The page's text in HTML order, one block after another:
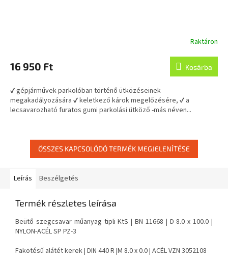
Raktáron
16 950 Ft Kosárba
✔ gépjárművek parkolóban történő ütközéseinek
megakadályozására ✔ keletkező károk megelőzésére, ✔ a
lecsavarozható furatos gumi parkolási ütköző -más néven...
ÖSSZES KAPCSOLÓDÓ TERMÉK MEGJELENÍTÉSE
Leírás Beszélgetés
Termék részletes leírása
Beütő szegcsavar műanyag tipli KtS | BN 11668 | D 8.0 x 100.0 |
NYLON-ACÉL SP PZ-3
Fakötésű alátét kerek | DIN 440 R |M 8.0 x 0.0 | ACÉL VZN 3052108